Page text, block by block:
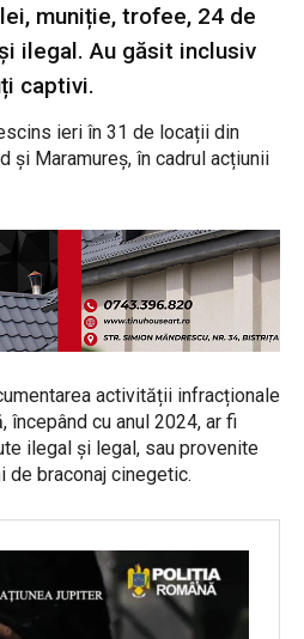
muniție, trofee, 24 de
ilegal. Au găsit inclusiv
captivi.
ieri în 31 de locații din
și Maramureș, în cadrul acțiunii
activității infracționale
începând cu anul 2024, ar fi
ilegal și legal, sau provenite
de braconaj cinegetic.